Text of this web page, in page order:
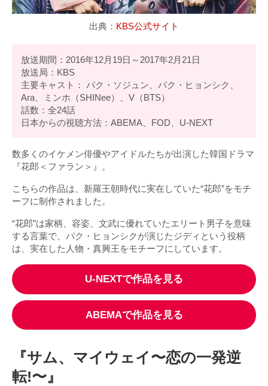
出典： KBS公式サイト
放送期間：2016年12月19日～2017年2月21日
放送局：KBS
主要キャスト： パク・ソジュン、パク・ヒョンシク、
Ara、ミンホ（SHINee）、V（BTS）
話数：全24話
日本からの視聴方法：ABEMA、FOD、U-NEXT
数多くのイケメン俳優やアイドルたちが出演した韓国ドラマ
『花郎＜ファラン＞』。
こちらの作品は、新羅王朝時代に実在していた“花郎”をモチ
ーフに制作されました。
“花郎”は家柄、容姿、文武に優れていたエリート男子を意味
する言葉で、パク・ヒョンシクが演じたジディという役柄
は、実在した人物・真興王をモチーフにしています。
U-NEXTで作品を見る
ABEMAで作品を見る
『サム、マイウェイ〜恋の一発逆
転!〜』